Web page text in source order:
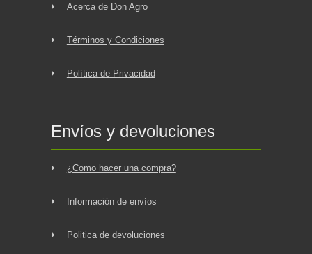
Acerca de Don Agro
Términos y Condiciones
Política de Privacidad
Envíos y devoluciones
¿Como hacer una compra?
Información de envíos
Politica de devoluciones